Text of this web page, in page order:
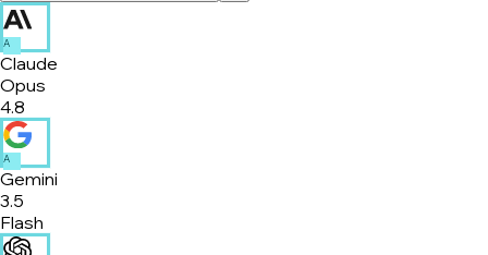
A
Claude
Opus
4.8
A
Gemini
3.5
Flash